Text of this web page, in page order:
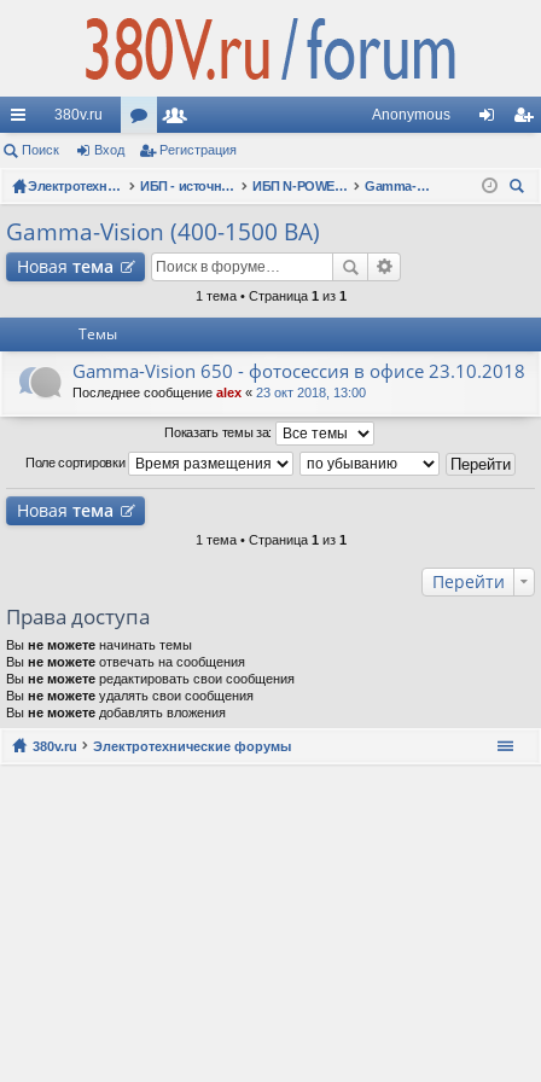
с
ы
лк
380v.ru
ор
ум
ы
ол
ьз
ов
ат
Anonymous
д ис
Поиск Вход Регистрация
Электротехнические форумы ИБП - источники бесперебойного питания ИБП N-POWER: новые модели (презентации, фотосессии, обзоры)
Gamma-Vision (400-1500 ВА)
Gamma-Vision (400-1500 ВА)
Новая тема
1 тема • Страница 1 из 1
Темы
Gamma-Vision 650 - фотосессия в офисе 23.10.2018
Последнее сообщение alex « 23 окт 2018, 13:00
Показать темы за:
Поле сортировки
Новая тема
1 тема • Страница 1 из 1
Перейти
Права доступа
Вы не можете начинать темы
Вы не можете отвечать на сообщения
Вы не можете редактировать свои сообщения
Вы не можете удалять свои сообщения
Вы не можете добавлять вложения
380v.ru Электротехнические форумы